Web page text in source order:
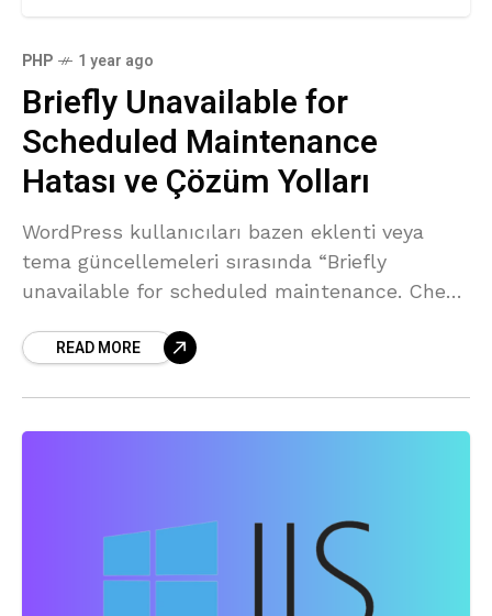
PHP 1 year ago
Briefly Unavailable for
Scheduled Maintenance
Hatası ve Çözüm Yolları
WordPress kullanıcıları bazen eklenti veya
tema güncellemeleri sırasında “Briefly
unavailable for scheduled maintenance. Check
modundayız. Lütfen daha sonra tekrar kontrol
READ MORE